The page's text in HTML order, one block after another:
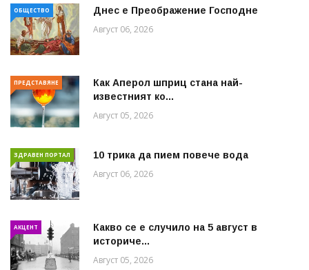
ОБЩЕСТВО Днес е Преображение Господне
Август 06, 2026
ПРЕДСТАВЯНЕ
Как Аперол шприц стана най-
известният ко...
Август 05, 2026
ЗДРАВЕН ПОРТАЛ 10 трика да пием повече вода
Август 06, 2026
АКЦЕНТ
Какво се е случило на 5 август в
историче...
Август 05, 2026